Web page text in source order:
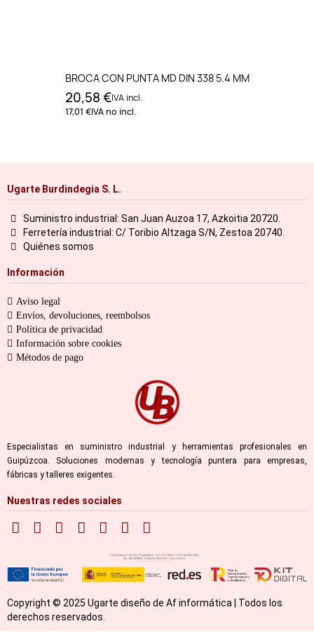
BROCA CON PUNTA MD DIN 338 5.4 MM
20,58 €IVA incl.
17,01 €IVA no incl.
Ugarte Burdindegia S. L.
Suministro industrial: San Juan Auzoa 17, Azkoitia 20720.
Ferretería industrial: C/ Toribio Altzaga S/N, Zestoa 20740.
Quiénes somos
Información
Aviso legal
Envíos, devoluciones, reembolsos
Política de privacidad
Información sobre cookies
Métodos de pago
Especialistas en suministro industrial y herramientas profesionales en
Guipúzcoa. Soluciones modernas y tecnología puntera para empresas,
fábricas y talleres exigentes.
Nuestras redes sociales
Copyright © 2025 Ugarte diseño de Af informática | Todos los
derechos reservados.